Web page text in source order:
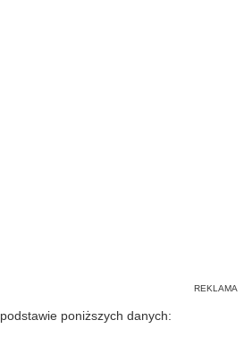
poniższych danych: